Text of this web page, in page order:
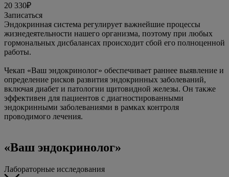
20 330₽
Записаться
Эндокринная система регулирует важнейшие процессы
жизнедеятельности нашего организма, поэтому при любых
гормональных дисбалансах происходит сбой его полноценной
работы.
Чекап «Ваш эндокринолог» обеспечивает раннее выявление и
определение рисков развития эндокринных заболеваний,
включая диабет и патологии щитовидной железы. Он также
эффективен для пациентов с диагностированными
эндокринными заболеваниями в рамках контроля
проводимого лечения.
«Ваш эндокринолог»
Лабораторные исследования